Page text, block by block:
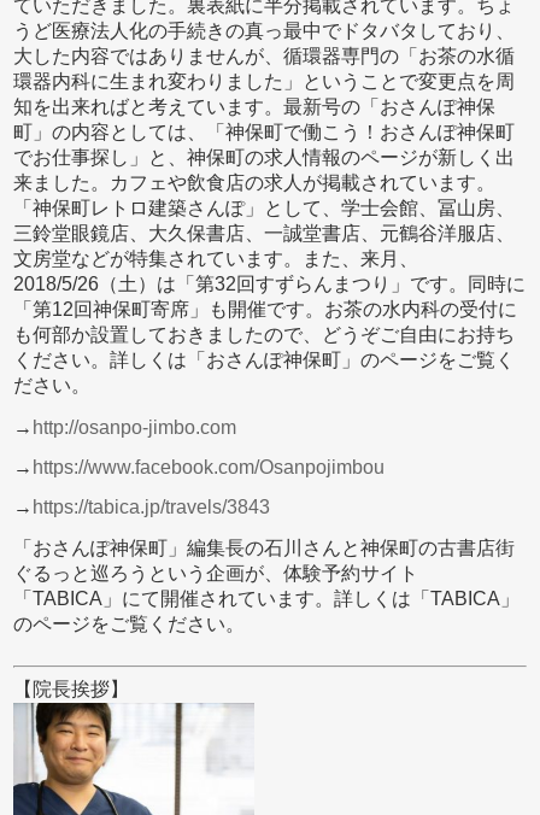
ていただきました。裏表紙に半分掲載されています。ちょ
うど医療法人化の手続きの真っ最中でドタバタしており、
大した内容ではありませんが、循環器専門の「お茶の水循
環器内科に生まれ変わりました」ということで変更点を周
知を出来ればと考えています。最新号の「おさんぽ神保
町」の内容としては、「神保町で働こう！おさんぽ神保町
でお仕事探し」と、神保町の求人情報のページが新しく出
来ました。カフェや飲食店の求人が掲載されています。
「神保町レトロ建築さんぽ」として、学士会館、冨山房、
三鈴堂眼鏡店、大久保書店、一誠堂書店、元鶴谷洋服店、
文房堂などが特集されています。また、来月、
2018/5/26（土）は「第32回すずらんまつり」です。同時に
「第12回神保町寄席」も開催です。お茶の水内科の受付に
も何部か設置しておきましたので、どうぞご自由にお持ち
ください。詳しくは「おさんぽ神保町」のページをご覧く
ださい。
→ http://osanpo-jimbo.com
→ https://www.facebook.com/Osanpojimbou
→ https://tabica.jp/travels/3843
「おさんぽ神保町」編集長の石川さんと神保町の古書店街
ぐるっと巡ろうという企画が、体験予約サイト
「TABICA」にて開催されています。詳しくは「TABICA」
のページをご覧ください。
【院長挨拶】